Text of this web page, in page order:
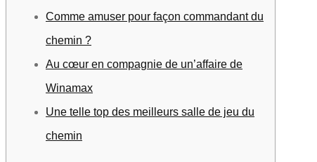
Comme amuser pour façon commandant du
chemin ?
Au cœur en compagnie de un’affaire de
Winamax
Une telle top des meilleurs salle de jeu du
chemin